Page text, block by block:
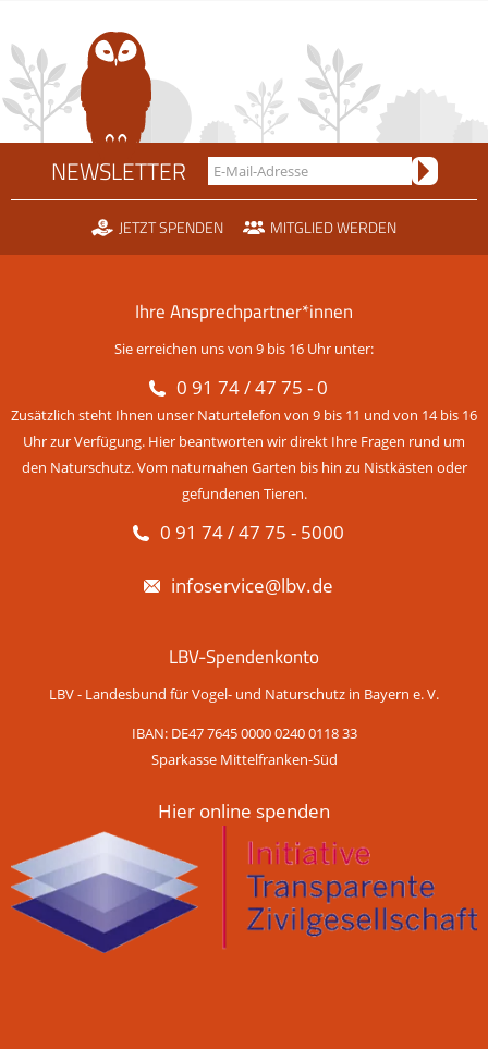
NEWSLETTER
JETZT SPENDEN MITGLIED WERDEN
Ihre Ansprechpartner*innen
Sie erreichen uns von 9 bis 16 Uhr unter:
0 91 74 / 47 75 - 0
Zusätzlich steht Ihnen unser Naturtelefon von 9 bis 11 und von 14 bis 16
Uhr zur Verfügung. Hier beantworten wir direkt Ihre Fragen rund um
den Naturschutz. Vom naturnahen Garten bis hin zu Nistkästen oder
gefundenen Tieren.
0 91 74 / 47 75 - 5000
infoservice@lbv.de
LBV-Spendenkonto
LBV - Landesbund für Vogel- und Naturschutz in Bayern e. V.
IBAN: DE47 7645 0000 0240 0118 33
Sparkasse Mittelfranken-Süd
Hier online spenden